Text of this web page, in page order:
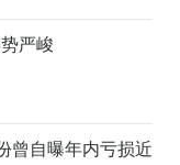
严峻
曾自曝年内亏损近